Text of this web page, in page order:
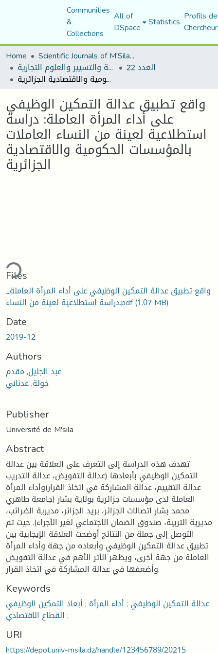
Communities
&
Collections
All of
DSpace Statistics Profils
Home
Scientific Journals of M'Sila University
مجلة العلوم الاقتصادية والتسيير والعلوم التجارية العدد 22
واقع تطبيق عدالة التمكين الوظيفي على أداء المرأة العاملة: دراسة استطلاعية لعينة من النساء العاملات بالمؤسسات الحكومية والاقتصادية الجزائرية
واقع تطبيق عدالة التمكين الوظيفي
على أداء المرأة العاملة: دراسة
استطلاعية لعينة من النساء العاملات
بالمؤسسات الحكومية والاقتصادية
الجزائرية
Files
واقع تطبيق عدالة التمكين الوظيفي على أداء المرأة العاملة_
دراسة استطلاعية لعينة من النساء.pdf(1.07 MB)
Date
2019-12
Authors
عبد الجليل, مقدم
خولة, عدناني
Publisher
Université de M'sila
Abstract
تهدف هذه الدراسة إلى التعرف على العلاقة بين عدالة
التمكين الوظيفي بأبعادها (عدالة التفويض، عدالة التدريب
عدالة التقييم، عدالة المشاركة في اتخاذ القرار)وأداء المرأة
العاملة لدى مؤسسات جزائرية بولاية بشار (جامعة طاهري
محمد بشار اتصالات الجزائر، بريد الجزائر، مديرية الضرائب،
مديرية التربية، صندوق الضمان الاجتماعي لغير الأجراء). حيث تم
التوصل إلى جملة من النتائج أوضحت العلاقة الإيجابية بين
تطبيق عدالة التمكين الوظيفي وأبعاده من جهة وأداء المرأة
العاملة من جهة أخرى، ويظهر الأثر الأهم في عدالة التفويض
وأضعفها في عدالة المشاركة في اتخاذ القرار.
Keywords
عدالة التمكين الوظيفي ; أداء المرأة ; أبعاد التمكين الوظيفي
; القطاع الاقتصادي
URI
https://depot.univ-msila.dz/handle/123456789/20215